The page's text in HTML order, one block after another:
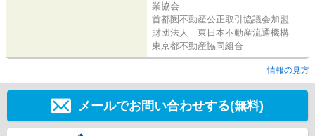
業協会
首都圏不動産公正取引協議会加盟
財団法人 東日本不動産流通機構
東京都不動産協同組合
情報の見方
メールでお問い合わせする(無料)